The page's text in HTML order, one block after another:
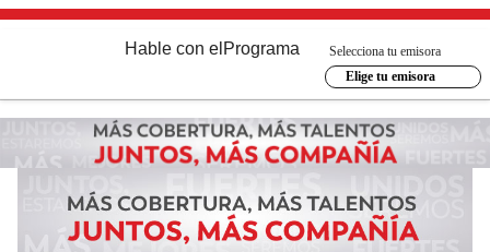
Hable con el Programa
Selecciona tu emisora
Elige tu emisora